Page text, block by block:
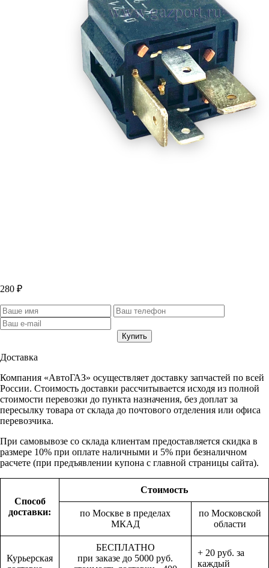
280 ₽
Доставка
Компания «АвтоГАЗ» осуществляет доставку запчастей по всей
России. Стоимость доставки рассчитывается исходя из полной
стоимости перевозки до пункта назначения, без доплат за
пересылку товара от склада до почтового отделения или офиса
перевозчика.
При самовывозе со склада клиентам предоставляется скидка в
размере 10% при оплате наличными и 5% при безналичном
расчете (при предъявлении купона с главной страницы сайта).
Способ
доставки:
Стоимость
по Москве в пределах
МКАД
по Московской
области
Курьерская
БЕСПЛАТНО
при заказе до 5000 руб.
+ 20 руб. за
каждый